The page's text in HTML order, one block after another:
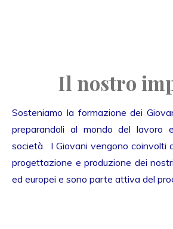
Il nostro
Sosteniamo la formazione dei
preparandoli al mondo del lavoro
società. I Giovani vengono coinvolti
progettazione e produzione dei
ed europei e sono parte attiva del